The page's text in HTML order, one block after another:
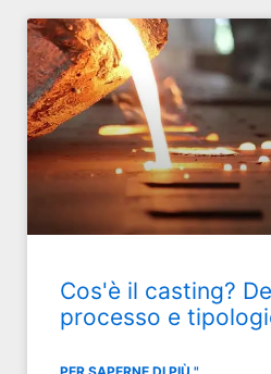
Cos'è il casting?
processo e